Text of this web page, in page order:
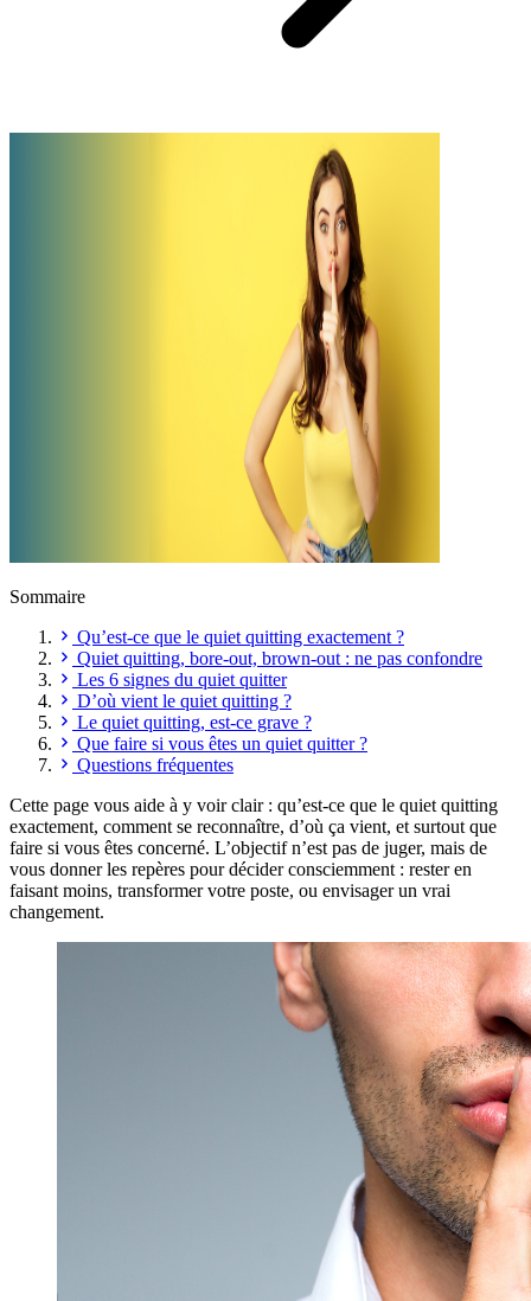
Sommaire
Qu’est-ce que le quiet quitting exactement ?
Quiet quitting, bore-out, brown-out : ne pas confondre
Les 6 signes du quiet quitter
D’où vient le quiet quitting ?
Le quiet quitting, est-ce grave ?
Que faire si vous êtes un quiet quitter ?
Questions fréquentes
Cette page vous aide à y voir clair : qu’est-ce que le quiet quitting
exactement, comment se reconnaître, d’où ça vient, et surtout que
faire si vous êtes concerné. L’objectif n’est pas de juger, mais de
vous donner les repères pour décider consciemment : rester en
faisant moins, transformer votre poste, ou envisager un vrai
changement.